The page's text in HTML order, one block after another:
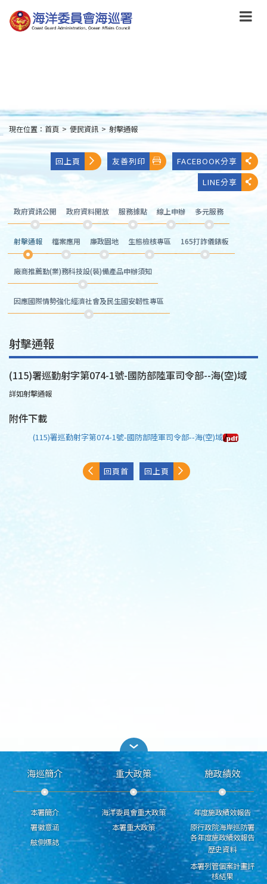
到
主
:::
現在位置： 首頁 > 便民資訊 > 射擊通報
回上頁 友善列印
FACEBOOK分享
LINE分享
政府資訊公開 政府資料開放 服務據點 線上申辦 多元服務
射擊通報 檔案應用 廉政園地 生態檢核專區 165打詐儀錶板
廠商推薦勤(業)務科技設(裝)備產品申辦須知
因應國際情勢強化經濟社會及民生國安韌性專區
射擊通報
(115)署巡勤射字第074-1號-國防部陸軍司令部--海(空)域
詳如射擊通報
附件下載
(115)署巡勤射字第074-1號-國防部陸軍司令部--海(空)域
回頁首 回上頁
海巡簡介
本署簡介
署徽意涵
舷側標誌
重大政策
海洋委員會重大政策
本署重大政策
施政績效
年度施政績效報告
原行政院海岸巡防署
各年度施政績效報告
歷史資料
本署列管個案計畫評
核結果